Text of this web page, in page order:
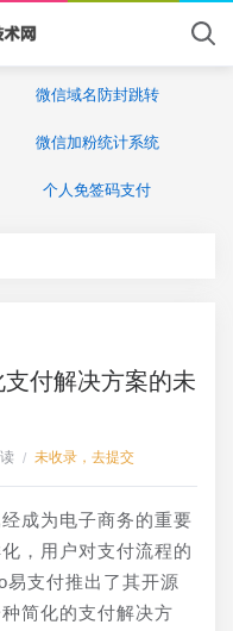
微信域名防封跳转
微信加粉统计系统
个人免签码支付
付解决方案的未
/ 未收录，去提交
成为电子商务的重要
，用户对支付流程的
支付推出了其开源
简化的支付解决方